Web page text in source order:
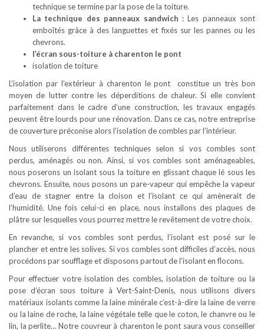
technique se termine par la pose de la toiture.
La technique des panneaux sandwich : Les panneaux sont
emboîtés grâce à des languettes et fixés sur les pannes ou les
chevrons.
l’écran sous-toiture à charenton le pont
isolation de toiture
L’isolation par l’extérieur à charenton le pont constitue un très bon
moyen de lutter contre les déperditions de chaleur. Si elle convient
parfaitement dans le cadre d’une construction, les travaux engagés
peuvent être lourds pour une rénovation. Dans ce cas, notre entreprise
de couverture préconise alors l’isolation de combles par l’intérieur.
Nous utiliserons différentes techniques selon si vos combles sont
perdus, aménagés ou non. Ainsi, si vos combles sont aménageables,
nous poserons un isolant sous la toiture en glissant chaque lé sous les
chevrons. Ensuite, nous posons un pare-vapeur qui empêche la vapeur
d’eau de stagner entre la cloison et l’isolant ce qui amènerait de
l’humidité. Une fois celui-ci en place, nous installons des plaques de
plâtre sur lesquelles vous pourrez mettre le revêtement de votre choix.
En revanche, si vos combles sont perdus, l’isolant est posé sur le
plancher et entre les solives. Si vos combles sont difficiles d’accès, nous
procédons par soufflage et disposons partout de l’isolant en flocons.
Pour effectuer votre isolation des combles, isolation de toiture ou la
pose d’écran sous toiture à Vert-Saint-Denis, nous utilisons divers
matériaux isolants comme la laine minérale c’est-à-dire la laine de verre
ou la laine de roche, la laine végétale telle que le coton, le chanvre ou le
lin, la perlite… Notre couvreur à charenton le pont saura vous conseiller